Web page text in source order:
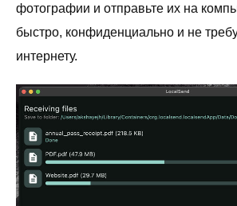
фотографии и отправьте их на
быстро, конфиденциально и не
интернету.